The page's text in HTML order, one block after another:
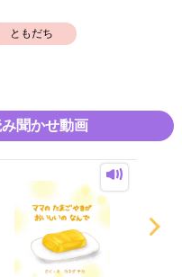
と、足元には沢山のおた
声が聴こえ、山あいを優
年前のある日、このお話
私はこのお話を書き留め
。それから夢の中での生き
げた時、窓の外はうっす
は、地球に生きる生き物た
だと感じています。子供
ただき、皆で一緒におか
、今の子供たちの未来は
います。この絵本が今の地
れると嬉しいです。》
ともだち
聞かせ動画